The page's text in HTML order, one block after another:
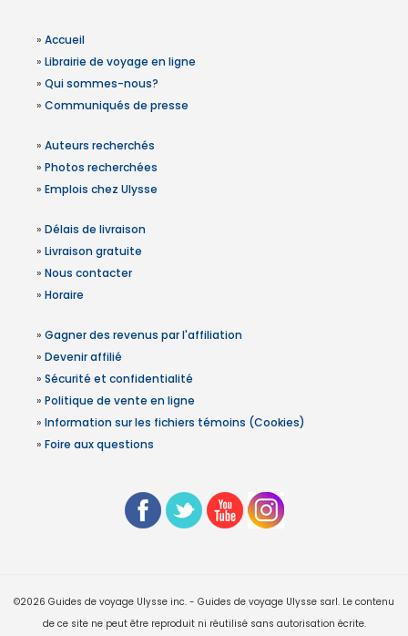
» Accueil
» Librairie de voyage en ligne
» Qui sommes-nous?
» Communiqués de presse
» Auteurs recherchés
» Photos recherchées
» Emplois chez Ulysse
» Délais de livraison
» Livraison gratuite
» Nous contacter
» Horaire
» Gagner des revenus par l'affiliation
» Devenir affilié
» Sécurité et confidentialité
» Politique de vente en ligne
» Information sur les fichiers témoins (Cookies)
» Foire aux questions
©2026 Guides de voyage Ulysse inc. - Guides de voyage Ulysse sarl. Le contenu
de ce site ne peut être reproduit ni réutilisé sans autorisation écrite.